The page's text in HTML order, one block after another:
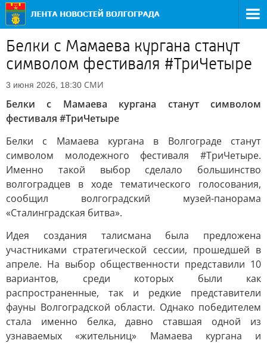
Белки с Мамаева кургана станут
символом фестиваля #ТриЧетыре
3 июня 2026, 18:30 СМИ
Белки с Мамаева кургана станут символом
фестиваля #ТриЧетыре
Белки с Мамаева кургана в Волгограде станут
символом молодежного фестиваля #ТриЧетыре.
Именно такой выбор сделало большинство
волгоградцев в ходе тематического голосования,
сообщил волгоградский музей-панорама
«Сталинградская битва».
Идея создания талисмана была предложена
участниками стратегической сессии, прошедшей в
апреле. На выбор общественности представили 10
вариантов, среди которых были как
распространенные, так и редкие представители
фауны Волгоградской области. Однако победителем
стала именно белка, давно ставшая одной из
узнаваемых «жительниц» Мамаева кургана и